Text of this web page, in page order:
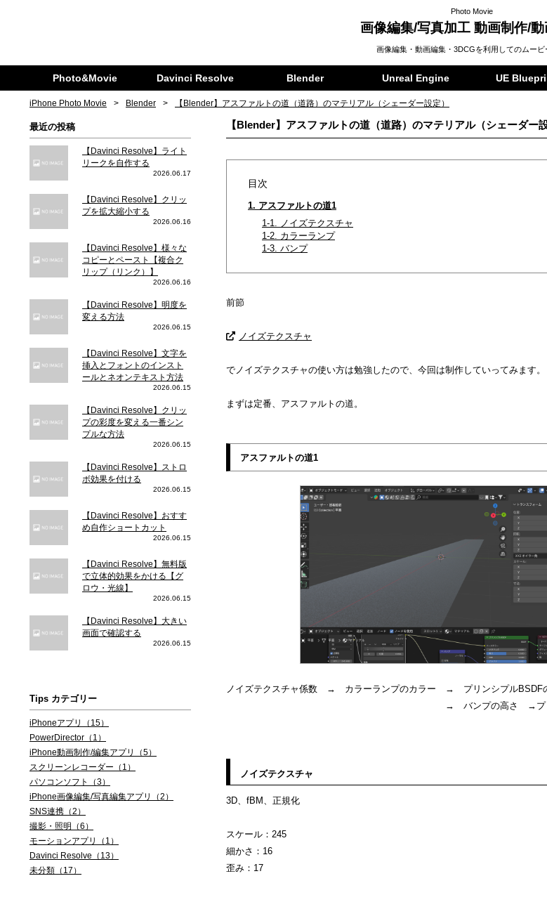
Photo Movie
画像編集/写真加工 動画制作/
画像編集・動画編集・3DCGを利用してのムービ
Photo&Movie Davinci Resolve Blender Unreal Engine UE
iPhone Photo Movie Blender 【Blender】アスファルトの道（道路）のマテリアル（シェーダー設定）
【Blender】アスファルトの道（道路）のマテリアル（シェーダー設
目次
1. アスファルトの道1
1-1. ノイズテクスチャ
1-2. カラーランプ
1-3. バンプ
前節
ノイズテクスチャ
でノイズテクスチャの使い方は勉強したので、今回は制作していってみます。
まずは定番、アスファルトの道。
アスファルトの道1
ノイズテクスチャ係数 → カラーランプのカラー → プリンシプルBSDF
→ バンプの高さ →プリンシプル
ノイズテクスチャ
3D、fBM、正規化
スケール：245
細かさ：16
歪み：17
最近の投稿
【Davinci Resolve】ライト
リークを自作する
2026.06.17
【Davinci Resolve】クリッ
プを拡大縮小する
2026.06.16
【Davinci Resolve】様々な
コピーとペースト【複合ク
リップ（リンク）】
2026.06.16
【Davinci Resolve】明度を
変える方法
2026.06.15
【Davinci Resolve】文字を
挿入とフォントのインスト
ールとネオンテキスト方法
2026.06.15
【Davinci Resolve】クリッ
プの彩度を変える一番シン
プルな方法
2026.06.15
【Davinci Resolve】ストロ
ボ効果を付ける
2026.06.15
【Davinci Resolve】おすす
め自作ショートカット
2026.06.15
【Davinci Resolve】無料版
で立体的効果をかける【グ
ロウ・光線】
2026.06.15
【Davinci Resolve】大きい
画面で確認する
2026.06.15
Tips カテゴリー
iPhoneアプリ（15）
PowerDirector（1）
iPhone動画制作/編集アプリ（5）
スクリーンレコーダー（1）
パソコンソフト（3）
iPhone画像編集/写真編集アプリ（2）
SNS連携（2）
撮影・照明（6）
モーションアプリ（1）
Davinci Resolve（13）
未分類（17）